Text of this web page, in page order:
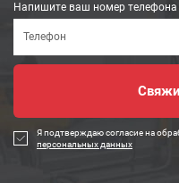
Напишите ваш номер
Я подтверждаю согласие на
персональных данных